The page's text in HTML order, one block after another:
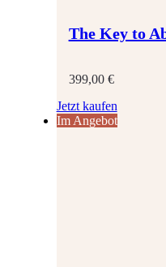
The Key to
399,00 €
Jetzt kaufen
Im Angebot